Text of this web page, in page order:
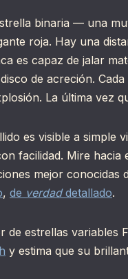
binaria — una
roja. Hay una
es capaz de jalar
de acreción.
La última vez
es visible a
facilidad. Mire
mejor conocidas
, de verdaddetallado.
de estrellas variables
y estima que su